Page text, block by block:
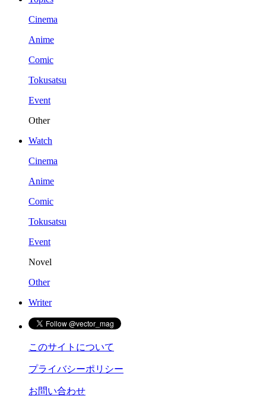
Cinema
Anime
Comic
Tokusatsu
Event
Other
Watch
Cinema
Anime
Comic
Tokusatsu
Event
Novel
Other
Writer
このサイトについて
プライバシーポリシー
お問い合わせ